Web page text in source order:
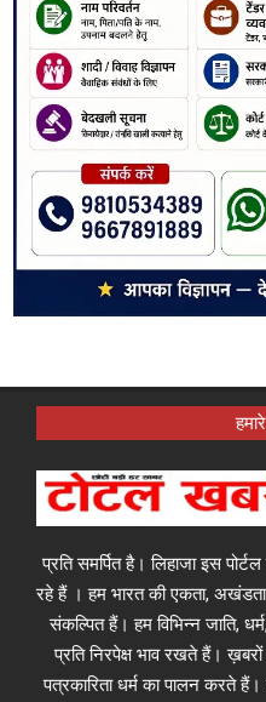
प्रति समर्पित है। लिहाजा इस
रहे हैं । हम भारत की एकता,
संकल्पित हैं। हम विभिन्न जाति,
प्रति निरपेक्ष भाव रखते हैं।
पत्रकारिता धर्म का पालन करते हैं।